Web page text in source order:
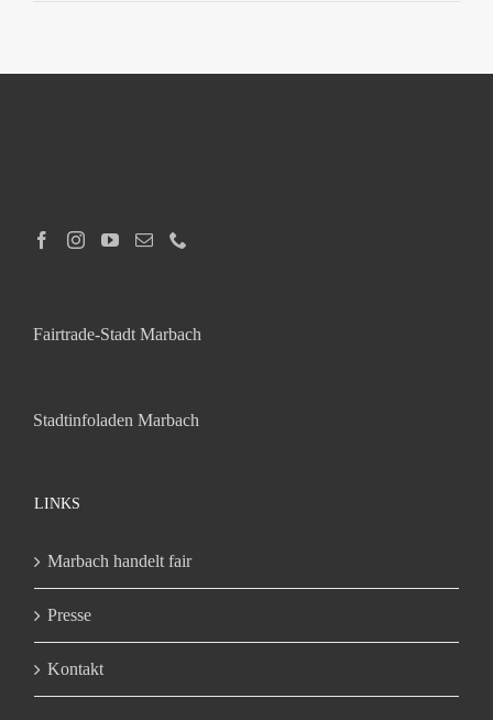
Fairtrade-Stadt Marbach
Stadtinfoladen Marbach
LINKS
Marbach handelt fair
Presse
Kontakt